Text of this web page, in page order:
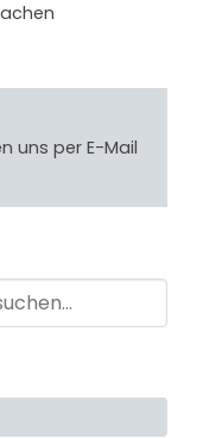
uns per E-Mail